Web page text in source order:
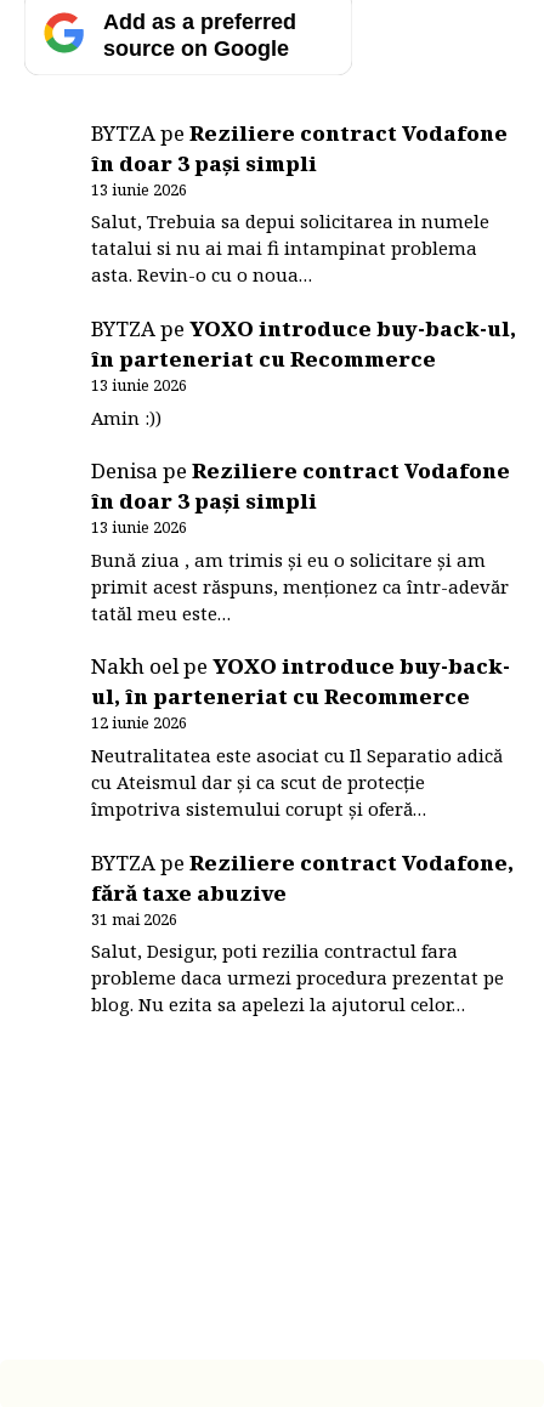
Add as a preferred
source on Google
BYTZApeReziliere contract Vodafone
în doar 3 pași simpli
13 iunie 2026
Salut, Trebuia sa depui solicitarea in numele
tatalui si nu ai mai fi intampinat problema
asta. Revin-o cu o noua…
BYTZApeYOXO introduce buy-back-ul,
în parteneriat cu Recommerce
13 iunie 2026
Amin :))
DenisapeReziliere contract Vodafone
în doar 3 pași simpli
13 iunie 2026
Bună ziua , am trimis și eu o solicitare și am
primit acest răspuns, menționez ca într-adevăr
tatăl meu este…
Nakh oelpeYOXO introduce buy-back-
ul, în parteneriat cu Recommerce
12 iunie 2026
Neutralitatea este asociat cu Il Separatio adică
cu Ateismul dar și ca scut de protecție
împotriva sistemului corupt și oferă…
BYTZApeReziliere contract Vodafone,
fără taxe abuzive
31 mai 2026
Salut, Desigur, poti rezilia contractul fara
probleme daca urmezi procedura prezentat pe
blog. Nu ezita sa apelezi la ajutorul celor…